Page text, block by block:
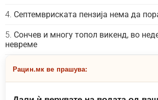
Септемвриската пензија нема да
Сончев и многу топол викенд, во
невреме
Рацин.мк ве прашува: